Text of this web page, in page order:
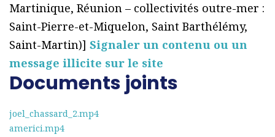
Martinique, Réunion – collectivités outre-mer :
Saint-Pierre-et-Miquelon, Saint Barthélémy,
Saint-Martin)] Signaler un contenu ou un
message illicite sur le site
Documents joints
joel_chassard_2.mp4
americi.mp4